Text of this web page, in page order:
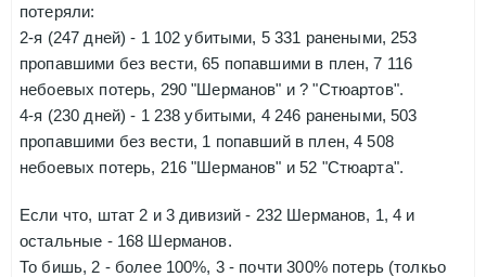
потеряли:
2-я (247 дней) - 1 102 убитыми, 5 331 ранеными, 253
пропавшими без вести, 65 попавшими в плен, 7 116
небоевых потерь, 290 "Шерманов" и ? "Стюартов".
4-я (230 дней) - 1 238 убитыми, 4 246 ранеными, 503
пропавшими без вести, 1 попавший в плен, 4 508
небоевых потерь, 216 "Шерманов" и 52 "Стюарта".
Если что, штат 2 и 3 дивизий - 232 Шерманов, 1, 4 и
остальные - 168 Шерманов.
То бишь, 2 - более 100%, 3 - почти 300% потерь (толкьо